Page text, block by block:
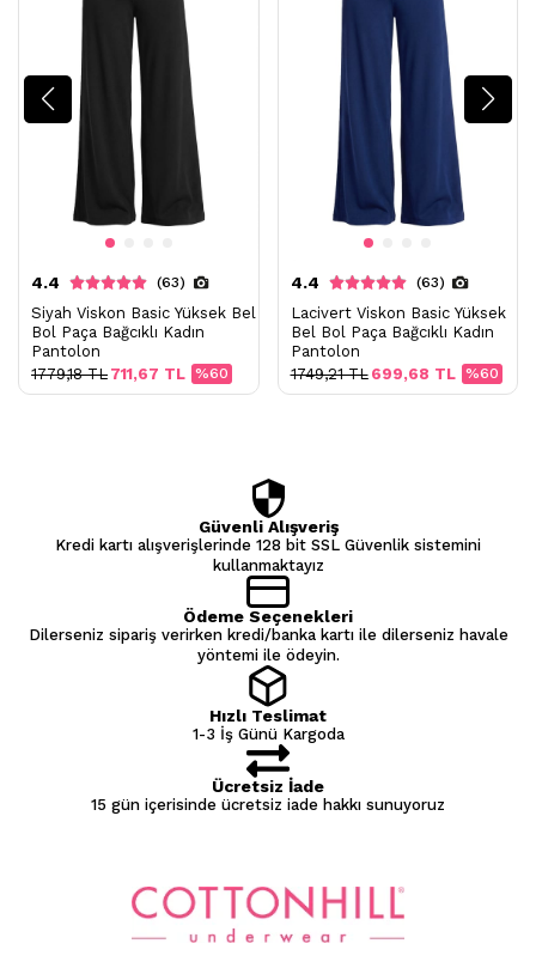
4.4 (63)
Siyah Viskon Basic Yüksek Bel
Bol Paça Bağcıklı Kadın
Pantolon
%60
711,67 TL
1779,18 TL
4.4 (63)
Lacivert Viskon Basic Yüksek
Bel Bol Paça Bağcıklı Kadın
Pantolon
%60
699,68 TL
1749,21 TL
Güvenli Alışveriş
Kredi kartı alışverişlerinde 128 bit SSL Güvenlik sistemini
kullanmaktayız
Ödeme Seçenekleri
Dilerseniz sipariş verirken kredi/banka kartı ile dilerseniz havale
yöntemi ile ödeyin.
Hızlı Teslimat
1-3 İş Günü Kargoda
Ücretsiz İade
15 gün içerisinde ücretsiz iade hakkı sunuyoruz